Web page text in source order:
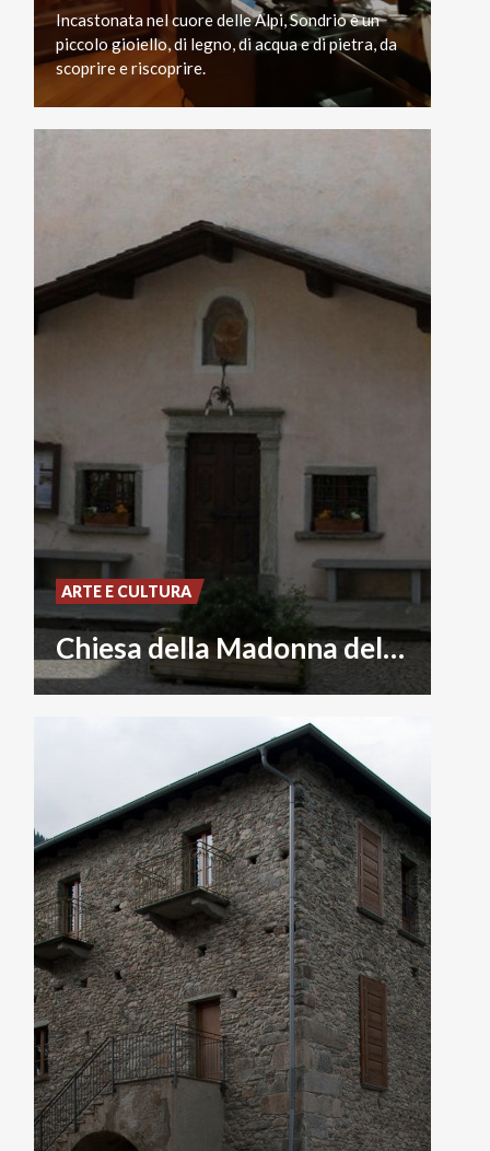
Incastonata nel cuore delle Alpi, Sondrio è un
piccolo gioiello, di legno, di acqua e di pietra, da
scoprire e riscoprire.
Chiesa della Madonna del Buon Consiglio
ARTE E CULTURA